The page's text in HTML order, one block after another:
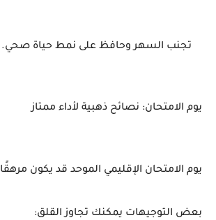
تجنب السهروحافظ على نمط حياة صحي.
يوم الامتحان: نصائح ذهبية لأداء ممتاز
يوم الامتحان الإقليمي الموحد قد يكون مرهقًا
بعض التوجيهات يمكنك تجاوزالقلق: